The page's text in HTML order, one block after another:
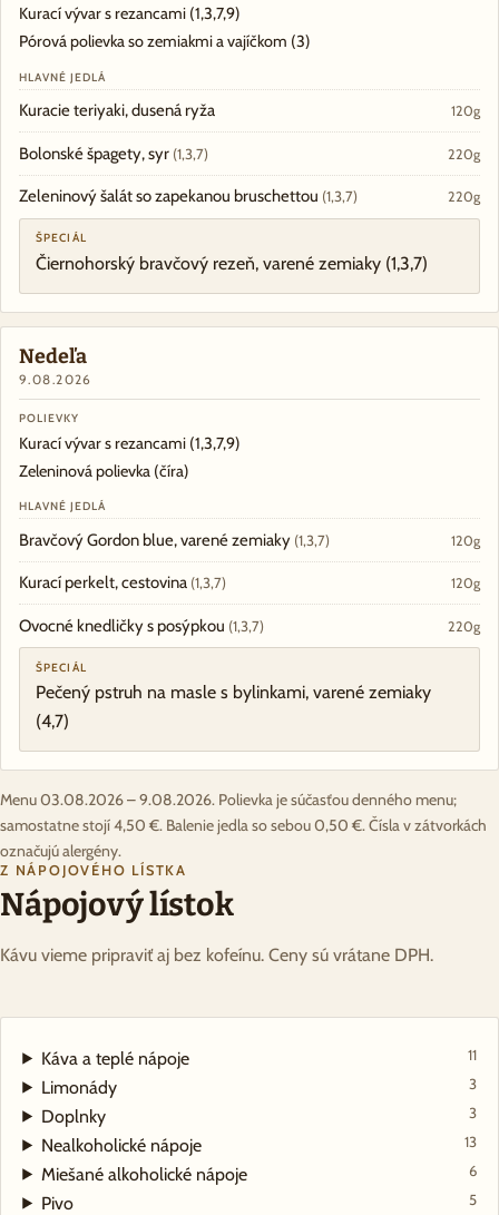
Kurací vývar s rezancami (1,3,7,9)
Pórová polievka so zemiakmi a vajíčkom (3)
HLAVNÉ JEDLÁ
Kuracie teriyaki, dusená ryža 120g
Bolonské špagety, syr (1,3,7) 220g
Zeleninový šalát so zapekanou bruschettou (1,3,7) 220g
ŠPECIÁL
Čiernohorský bravčový rezeň, varené zemiaky (1,3,7)
Nedeľa
9.08.2026
POLIEVKY
Kurací vývar s rezancami (1,3,7,9)
Zeleninová polievka (číra)
HLAVNÉ JEDLÁ
Bravčový Gordon blue, varené zemiaky (1,3,7) 120g
Kurací perkelt, cestovina (1,3,7) 120g
Ovocné knedličky s posýpkou (1,3,7) 220g
ŠPECIÁL
Pečený pstruh na masle s bylinkami, varené zemiaky
(4,7)
Menu 03.08.2026 – 9.08.2026. Polievka je súčasťou denného menu;
samostatne stojí 4,50 €. Balenie jedla so sebou 0,50 €. Čísla v zátvorkách
označujú alergény.
Z NÁPOJOVÉHO LÍSTKA
Nápojový lístok
Kávu vieme pripraviť aj bez kofeínu. Ceny sú vrátane DPH.
Káva a teplé nápoje 11
Limonády 3
Doplnky 3
Nealkoholické nápoje 13
Miešané alkoholické nápoje 6
Pivo 5